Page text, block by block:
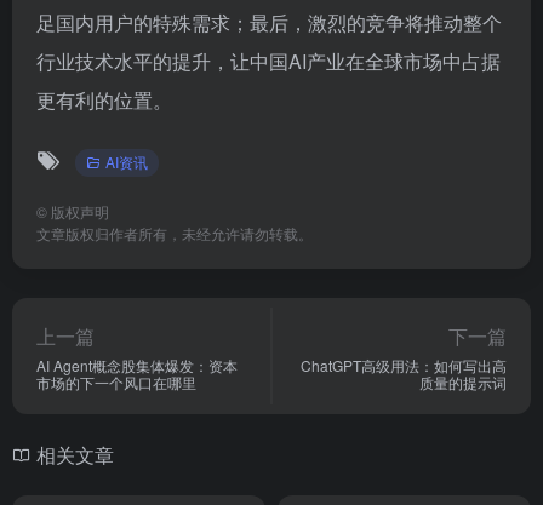
足国内用户的特殊需求；最后，激烈的竞争将推动整个
行业技术水平的提升，让中国AI产业在全球市场中占据
更有利的位置。
AI资讯
© 版权声明
文章版权归作者所有，未经允许请勿转载。
上一篇
AI Agent概念股集体爆发：资本
市场的下一个风口在哪里
下一篇
ChatGPT高级用法：如何写出高
质量的提示词
相关文章